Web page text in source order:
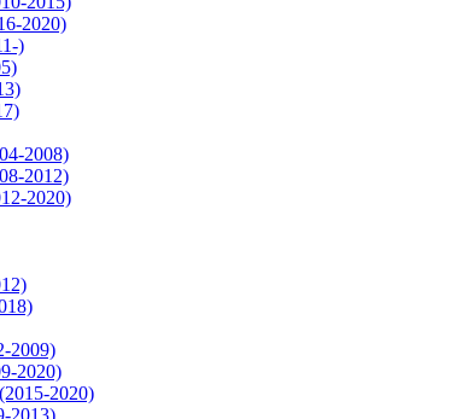
2020)
)
2008)
2012)
2020)
2009)
2020)
2020)